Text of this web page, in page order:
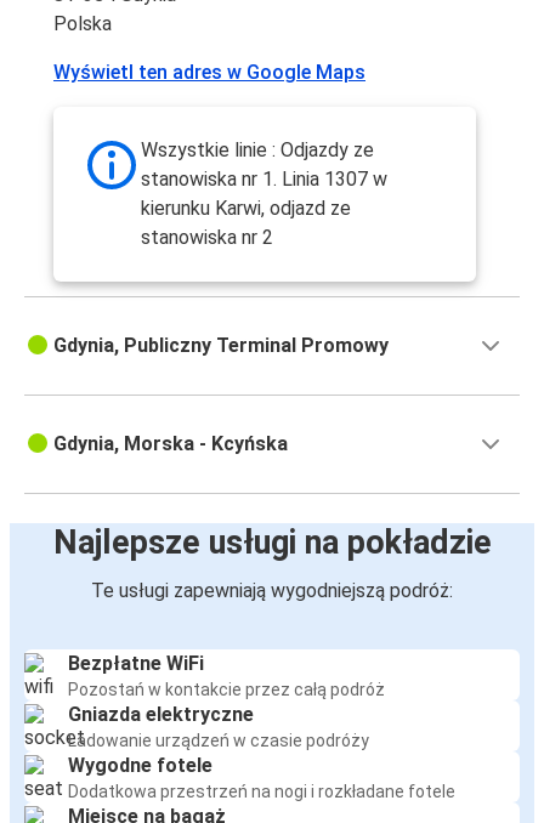
Polska
Wyświetl ten adres w Google Maps
Wszystkie linie : Odjazdy ze
stanowiska nr 1. Linia 1307 w
kierunku Karwi, odjazd ze
stanowiska nr 2
Gdynia, Publiczny Terminal Promowy
Gdynia, Morska - Kcyńska
Najlepsze usługi na pokładzie
Te usługi zapewniają wygodniejszą podróż:
Bezpłatne WiFi
Pozostań w kontakcie przez całą podróż
Gniazda elektryczne
Ładowanie urządzeń w czasie podróży
Wygodne fotele
Dodatkowa przestrzeń na nogi i rozkładane fotele
Miejsce na bagaż